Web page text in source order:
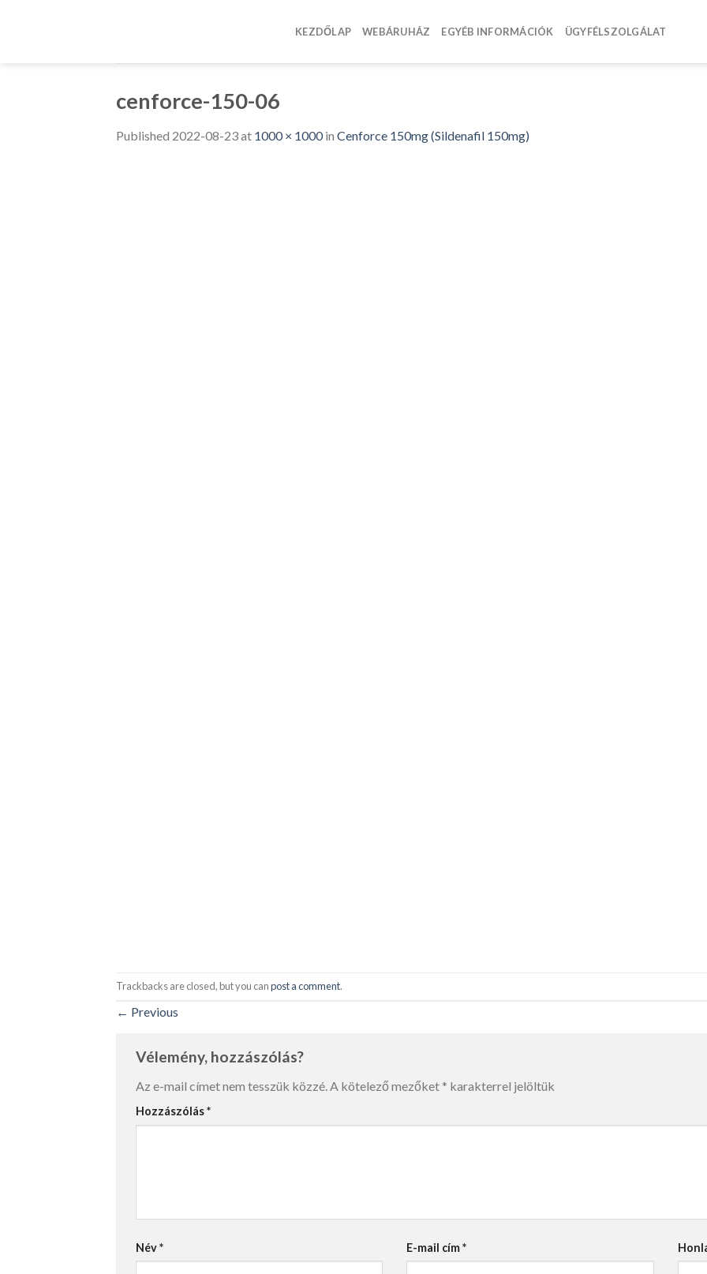
KEZDŐLAP WEBÁRUHÁZ EGYÉB INFORMÁCIÓK ÜGYFÉLSZOLGÁLAT
cenforce-150-06
Published 2022-08-23at 1000 × 1000in Cenforce 150mg (Sildenafil 150mg)
Trackbacks are closed, but you canpost a comment.
← Previous
Vélemény, hozzászólás?
Az e-mail címet nem tesszük közzé.A kötelező mezőket * karakterrel jelöltük
Hozzászólás*
Név* E-mail cím*